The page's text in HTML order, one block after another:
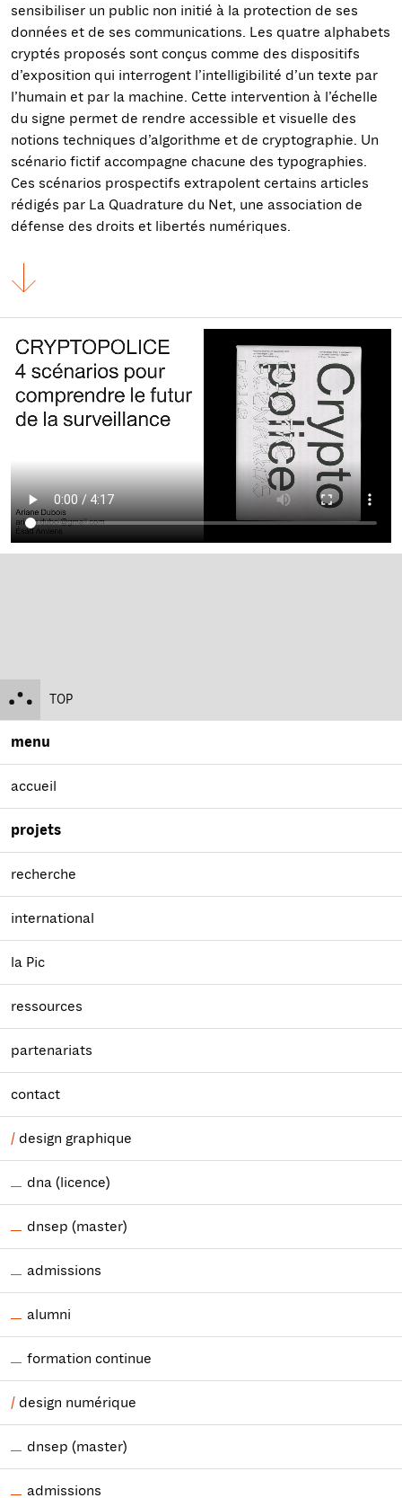
sensibiliser un public non initié à la protection de ses
données et de ses communications. Les quatre alphabets
cryptés proposés sont conçus comme des dispositifs
d’exposition qui interrogent l’intelligibilité d’un texte par
l’humain et par la machine. Cette intervention à l’échelle
du signe permet de rendre accessible et visuelle des
notions techniques d’algorithme et de cryptographie. Un
scénario fictif accompagne chacune des typographies.
Ces scénarios prospectifs extrapolent certains articles
rédigés par La Quadrature du Net, une association de
défense des droits et libertés numériques.
TOP
menu
accueil
projets
recherche
international
la Pic
ressources
partenariats
contact
design graphique
dna (licence)
dnsep (master)
admissions
alumni
formation continue
design numérique
dnsep (master)
admissions